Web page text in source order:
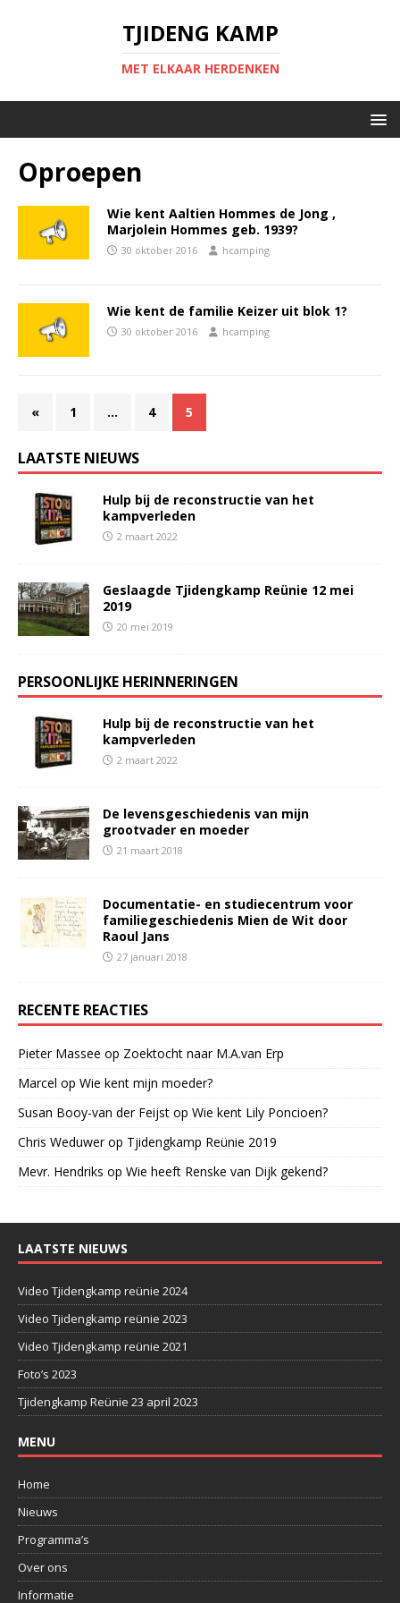
TJIDENG KAMP
MET ELKAAR HERDENKEN
Oproepen
Wie kent Aaltien Hommes de Jong ,
Marjolein Hommes geb. 1939?
30 oktober 2016 hcamping
Wie kent de familie Keizer uit blok 1?
30 oktober 2016 hcamping
« 1 … 4 5
LAATSTE NIEUWS
Hulp bij de reconstructie van het
kampverleden
2 maart 2022
Geslaagde Tjidengkamp Reünie 12 mei
2019
20 mei 2019
PERSOONLIJKE HERINNERINGEN
Hulp bij de reconstructie van het
kampverleden
2 maart 2022
De levensgeschiedenis van mijn
grootvader en moeder
21 maart 2018
Documentatie- en studiecentrum voor
familiegeschiedenis Mien de Wit door
Raoul Jans
27 januari 2018
RECENTE REACTIES
Pieter Massee op Zoektocht naar M.A.van Erp
Marcel op Wie kent mijn moeder?
Susan Booy-van der Feijst op Wie kent Lily Poncioen?
Chris Weduwerop Tjidengkamp Reünie 2019
Mevr. Hendriks op Wie heeft Renske van Dijk gekend?
LAATSTE NIEUWS
Video Tjidengkamp reünie 2024
Video Tjidengkamp reünie 2023
Video Tjidengkamp reünie 2021
Foto’s 2023
Tjidengkamp Reünie 23 april 2023
MENU
Home
Nieuws
Programma’s
Over ons
Informatie